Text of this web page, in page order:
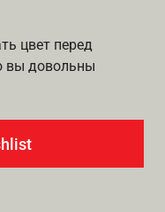
цвет перед
вы довольны